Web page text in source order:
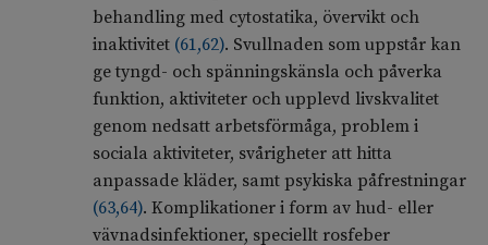
behandling med cytostatika, övervikt och
inaktivitet (61,62). Svullnaden som uppstår kan
ge tyngd- och spänningskänsla och påverka
funktion, aktiviteter och upplevd livskvalitet
genom nedsatt arbetsförmåga, problem i
sociala aktiviteter, svårigheter att hitta
anpassade kläder, samt psykiska påfrestningar
(63,64). Komplikationer i form av hud- eller
vävnadsinfektioner, speciellt rosfeber